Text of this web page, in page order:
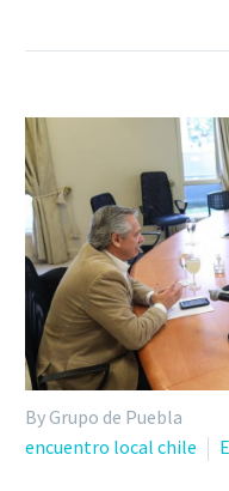
By Grupo de Puebla
encuentro local chile